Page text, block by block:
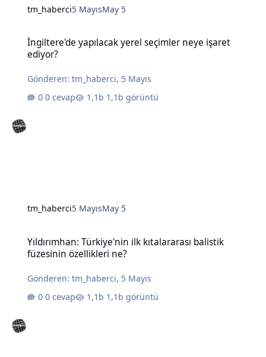
tm_haberci5 MayısMay 5
İngiltere'de yapılacak yerel seçimler neye işaret
ediyor?
Gönderen:tm_haberci, 5 Mayıs
0 cevap
1,1b görüntü
tm_haberci5 MayısMay 5
Yıldırımhan: Türkiye'nin ilk kıtalararası balistik
füzesinin özellikleri ne?
Gönderen:tm_haberci, 5 Mayıs
0 cevap
1,1b görüntü